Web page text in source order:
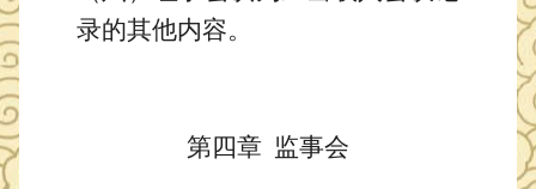
录的其他内容。
第四章 监事会